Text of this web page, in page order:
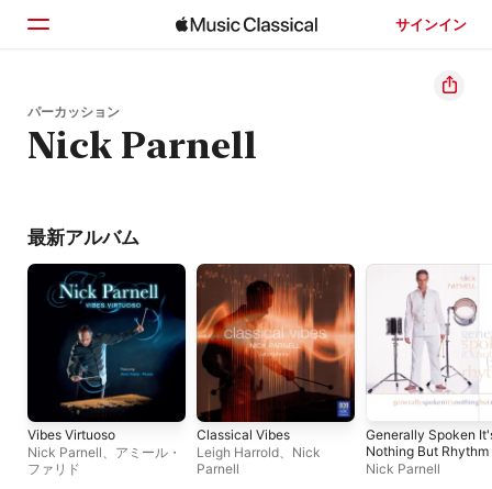
サインイン
ホーム
見つける
パーカッション
Nick Parnell
最新アルバム
Vibes Virtuoso
Nick Parnell、 アミール・
ファリド
Classical Vibes
Leigh Harrold、 Nick
Parnell
Generally Spoken
Nothing But Rhythm
Nick Parnell